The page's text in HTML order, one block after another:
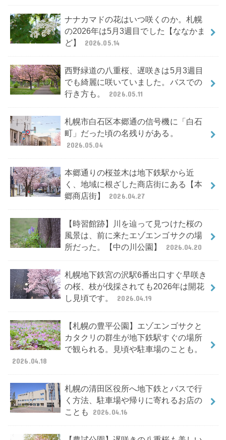
ナナカマドの花はいつ咲くのか。札幌
の2026年は5月3週目でした【ななかま
ど】
2026.05.14
西野緑道の八重桜、遅咲きは5月3週目
でも綺麗に咲いていました。バスでの
行き方も。
2026.05.11
札幌市白石区本郷通の信号機に「白石
町」だった頃の名残りがある。
2026.05.04
本郷通りの桜並木は地下鉄駅から近
く、地域に根ざした商店街にある【本
郷商店街】
2026.04.27
【時習館跡】川を辿って見つけた桜の
風景は、前に来たエゾエンゴサクの場
所だった。【中の川公園】
2026.04.20
札幌地下鉄宮の沢駅6番出口すぐ早咲き
の桜、枝が伐採されても2026年は開花
し見頃です。
2026.04.19
【札幌の豊平公園】エゾエンゴサクと
カタクリの群生が地下鉄駅すぐの場所
で観られる。見頃や駐車場のことも。
2026.04.18
札幌の清田区役所へ地下鉄とバスで行
く方法、駐車場や帰りに寄れるお店の
ことも
2026.04.16